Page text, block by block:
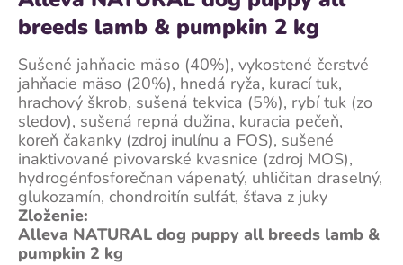
breeds lamb & pumpkin 2 kg
Alleva NATURAL dog puppy all breeds lamb &
pumpkin 2 kg
Zloženie:
Sušené jahňacie mäso (40%), vykostené čerstvé
jahňacie mäso (20%), hnedá ryža, kurací tuk,
hrachový škrob, sušená tekvica (5%), rybí tuk (zo
sleďov), sušená repná dužina, kuracia pečeň,
koreň čakanky (zdroj inulínu a FOS), sušené
inaktivované pivovarské kvasnice (zdroj MOS),
hydrogénfosforečnan vápenatý, uhličitan draselný,
glukozamín, chondroitín sulfát, šťava z juky